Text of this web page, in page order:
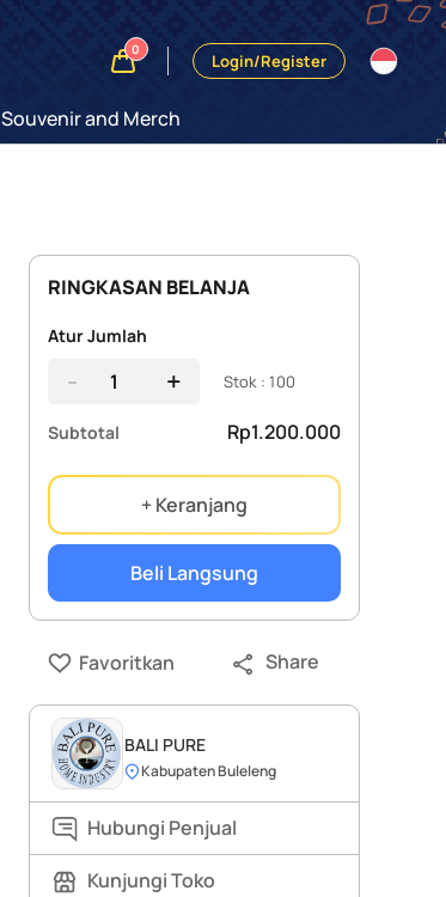
0
Login/Register
Souvenir and Merch
RINGKASAN BELANJA
Atur Jumlah
- + Stok : 100
Subtotal Rp1.200.000
+ Keranjang
Beli Langsung
Favoritkan Share
BALI PURE
Kabupaten Buleleng
Hubungi Penjual
Kunjungi Toko